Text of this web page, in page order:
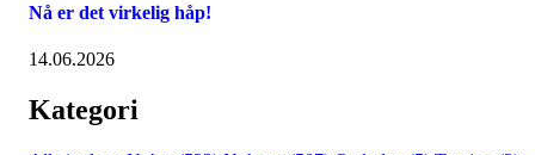
Nå er det virkelig håp!
14.06.2026
Kategori